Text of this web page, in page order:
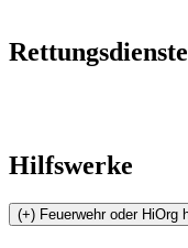
Rettungsdienste
Hilfswerke